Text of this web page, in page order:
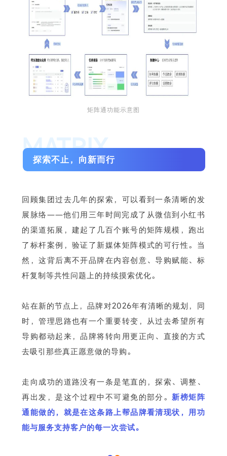
矩阵通功能示意图
MATRIX
探索不止，向新而行
回顾集团过去几年的探索，可以看到一条清晰的发
展脉络——他们用三年时间完成了从微信到小红书
的渠道拓展，建起了几百个账号的矩阵规模，跑出
了标杆案例，验证了新媒体矩阵模式的可行性。当
然，这背后离不开品牌在内容创意、导购赋能、标
杆复制等共性问题上的持续摸索优化。
站在新的节点上，品牌对2026年有清晰的规划，同
时，管理思路也有一个重要转变，从过去希望所有
导购都动起来，品牌将转向用更正向、直接的方式
去吸引那些真正愿意做的导购。
走向成功的道路没有一条是笔直的，探索、调整、
再出发，是这个过程中不可避免的部分。 新榜矩阵
通能做的，就是在这条路上帮品牌看清现状，用功
能与服务支持客户的每一次尝试。